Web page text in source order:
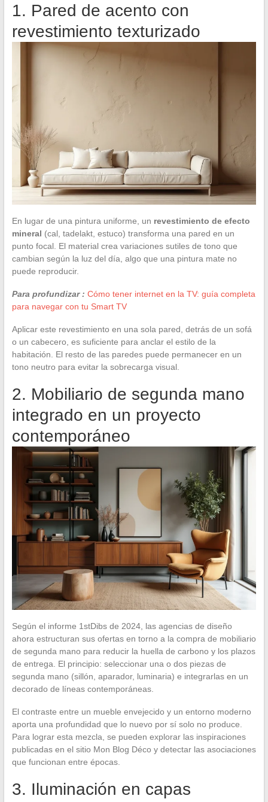
1. Pared de acento con
revestimiento texturizado
En lugar de una pintura uniforme, un revestimiento de efecto
mineral (cal, tadelakt, estuco) transforma una pared en un
punto focal. El material crea variaciones sutiles de tono que
cambian según la luz del día, algo que una pintura mate no
puede reproducir.
Para profundizar : Cómo tener internet en la TV: guía completa
para navegar con tu Smart TV
Aplicar este revestimiento en una sola pared, detrás de un sofá
o un cabecero, es suficiente para anclar el estilo de la
habitación. El resto de las paredes puede permanecer en un
tono neutro para evitar la sobrecarga visual.
2. Mobiliario de segunda mano
integrado en un proyecto
contemporáneo
Según el informe 1stDibs de 2024, las agencias de diseño
ahora estructuran sus ofertas en torno a la compra de mobiliario
de segunda mano para reducir la huella de carbono y los plazos
de entrega. El principio: seleccionar una o dos piezas de
segunda mano (sillón, aparador, luminaria) e integrarlas en un
decorado de líneas contemporáneas.
El contraste entre un mueble envejecido y un entorno moderno
aporta una profundidad que lo nuevo por sí solo no produce.
Para lograr esta mezcla, se pueden explorar las inspiraciones
publicadas en el sitio Mon Blog Déco y detectar las asociaciones
que funcionan entre épocas.
3. Iluminación en capas